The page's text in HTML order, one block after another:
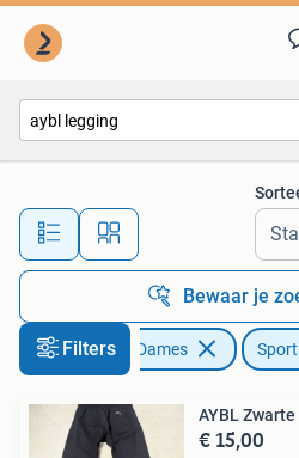
Alle
Bewaar je
Filters
Kleding | Dames
AYBL
€ 15,00